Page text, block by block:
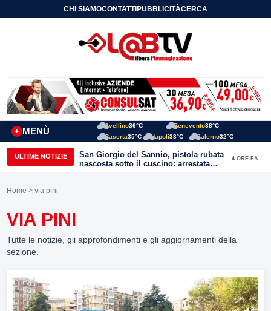
CHI SIAMOCONTATTIPUBBLICITÀCERCA
MENÙ
+
Avellino36°C Benevento38°C
Caserta35°C Napoli33°C Salerno32°C
ULTIME NOTIZIE
San Giorgio del Sannio, pistola rubata
nascosta sotto il cuscino: arrestata
51enne
4 ORE FA
Home > via pini
VIA PINI
Tutte le notizie, gli approfondimenti e gli aggiornamenti della
sezione.